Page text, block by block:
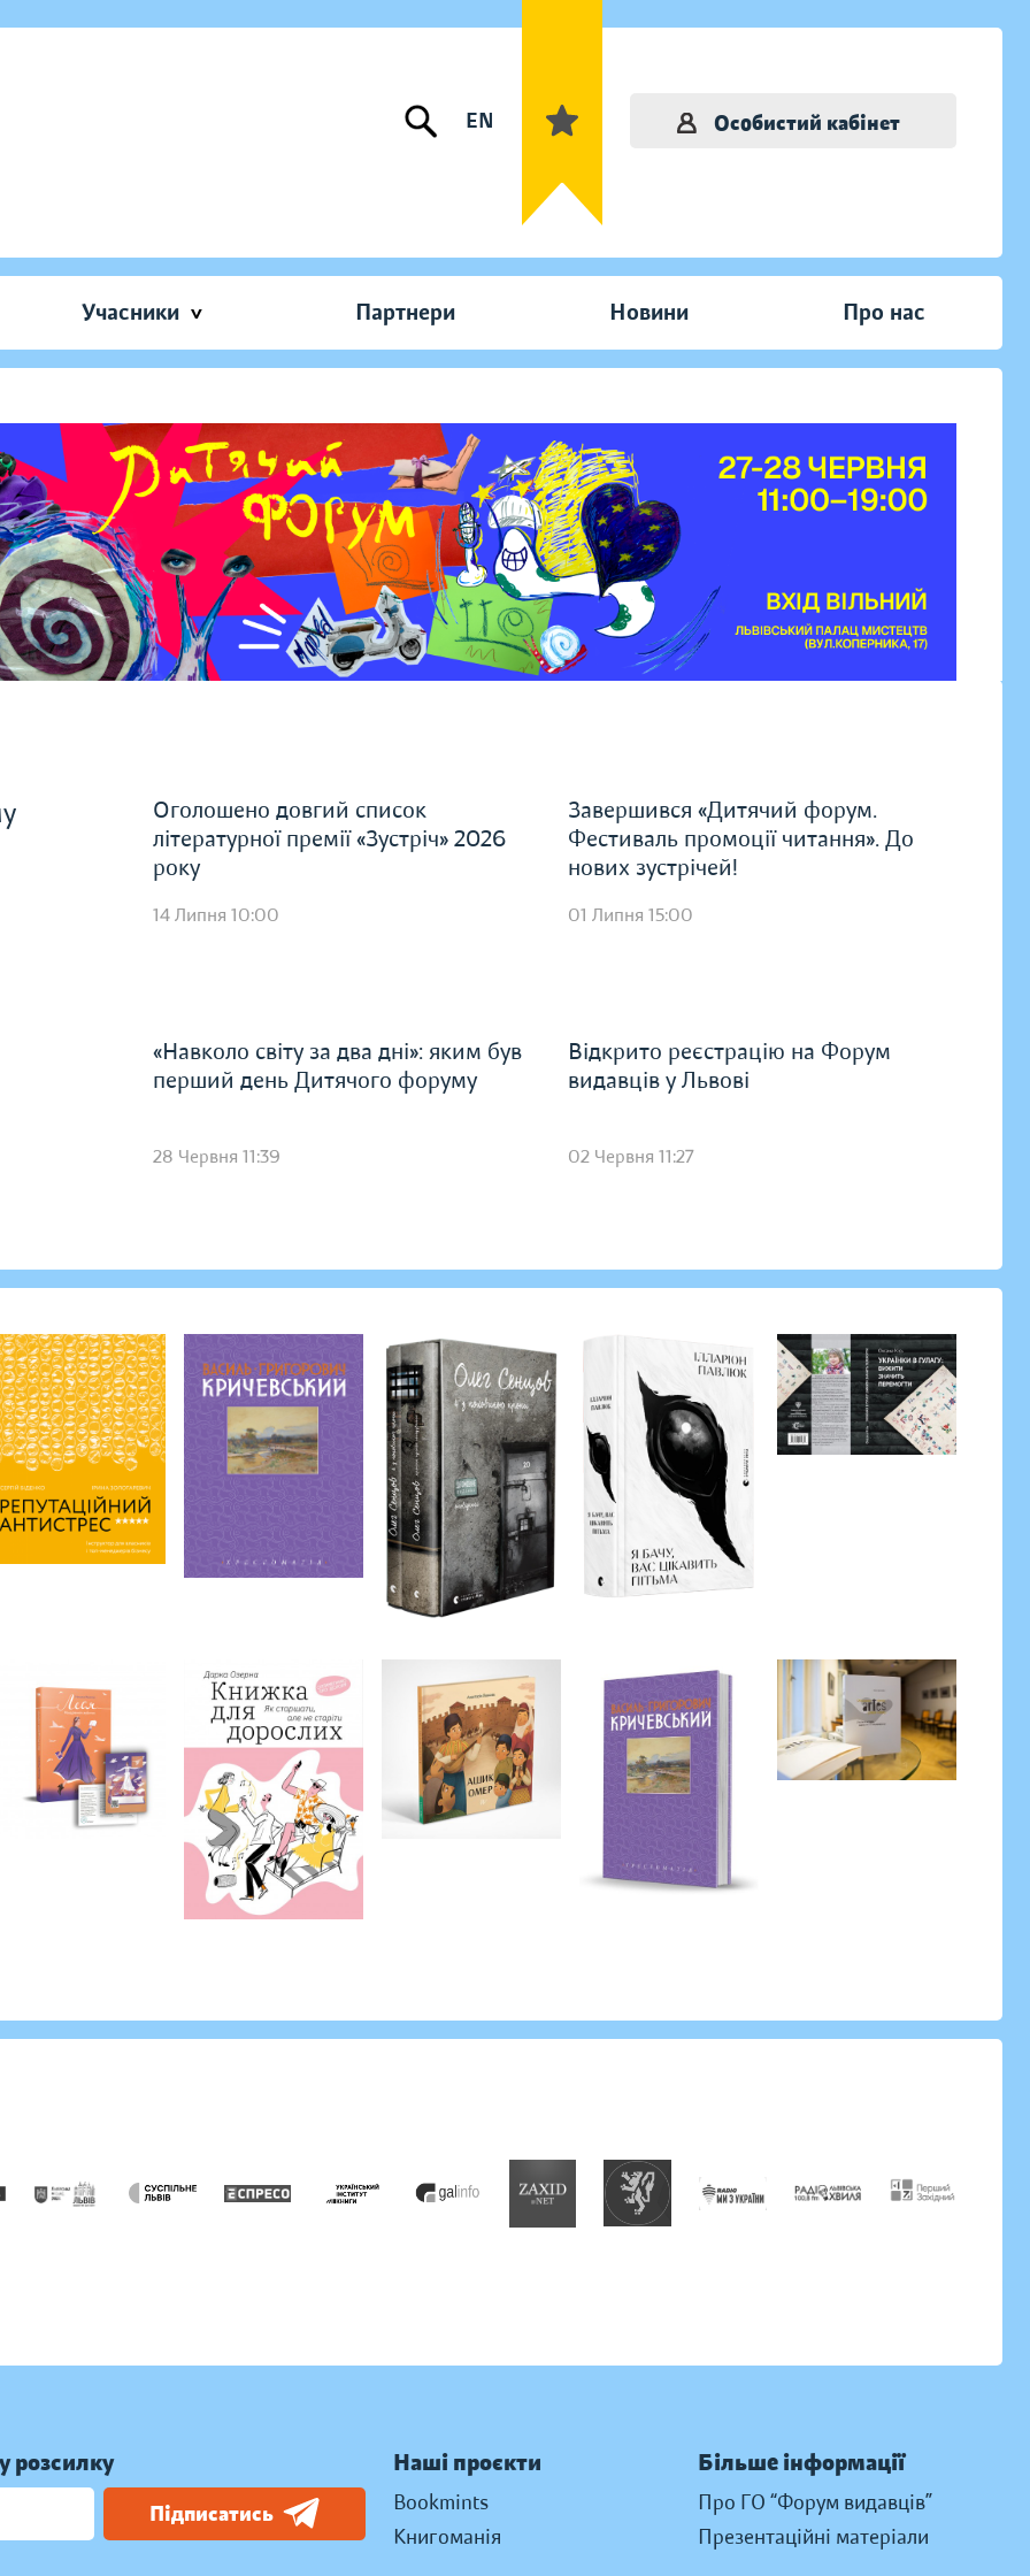
EN Особистий кабінет
Учасники Партнери Новини Про нас
Оголошено довгий список
літературної премії «Зустріч» 2026
року
14 Липня 10:00
Завершився «Дитячий форум.
Фестиваль промоції читання». До
нових зустрічей!
01 Липня 15:00
«Навколо світу за два дні»: яким був
перший день Дитячого форуму
28 Червня 11:39
Відкрито реєстрацію на Форум
видавців у Львові
02 Червня 11:27
розсилку
Підписатись
Наші проєкти
Bookmints
Книгоманія
Більше інформації
Про ГО “Форум видавців”
Презентаційні матеріали